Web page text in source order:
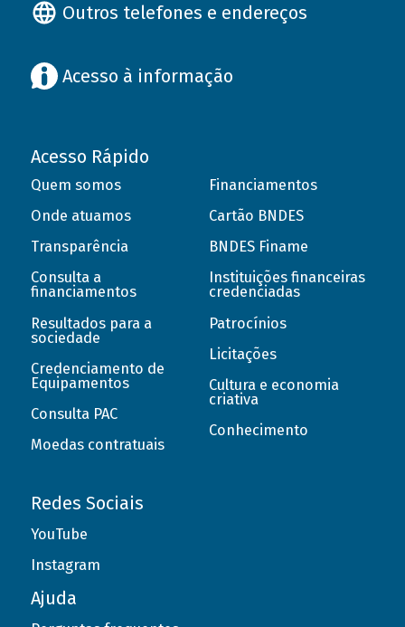
Outros telefones e endereços
Acesso à informação
Acesso Rápido
Quem somos
Onde atuamos
Transparência
Consulta a
financiamentos
Resultados para a
sociedade
Credenciamento de
Equipamentos
Consulta PAC
Moedas contratuais
Financiamentos
Cartão BNDES
BNDES Finame
Instituições financeiras
credenciadas
Patrocínios
Licitações
Cultura e economia
criativa
Conhecimento
Redes Sociais
YouTube
Instagram
Ajuda